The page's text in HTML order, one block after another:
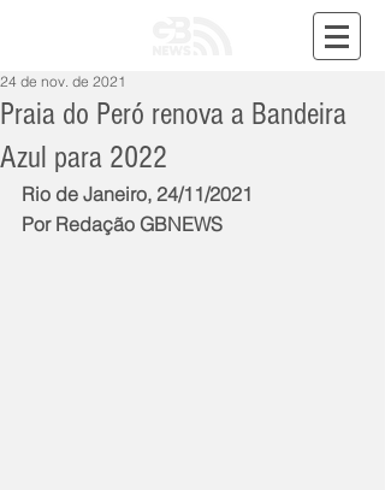
Praia do Peró renova a Bandeira
Azul para 2022
24 de nov. de 2021
Rio de Janeiro, 24/11/2021
Por Redação GBNEWS